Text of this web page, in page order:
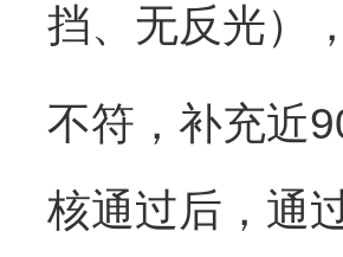
挡、无反光）
不符，补充近
核通过后，通